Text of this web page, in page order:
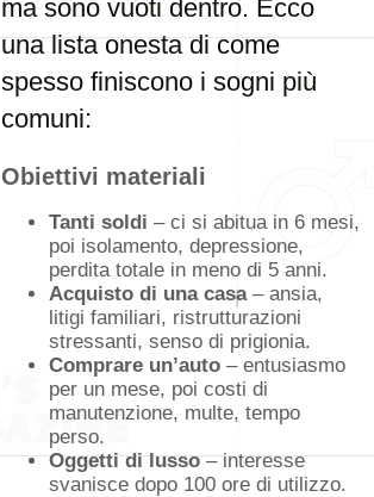
ma sono vuoti dentro. Ecco
una lista onesta di come
spesso finiscono i sogni più
comuni:
Obiettivi materiali
Tanti soldi – ci si abitua in 6 mesi,
poi isolamento, depressione,
perdita totale in meno di 5 anni.
Acquisto di una casa– ansia,
litigi familiari, ristrutturazioni
stressanti, senso di prigionia.
Comprare un’auto – entusiasmo
per un mese, poi costi di
manutenzione, multe, tempo
perso.
Oggetti di lusso– interesse
svanisce dopo 100 ore di utilizzo.